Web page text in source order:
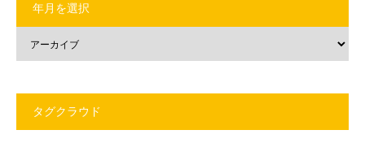
年月を選択
タグクラウド